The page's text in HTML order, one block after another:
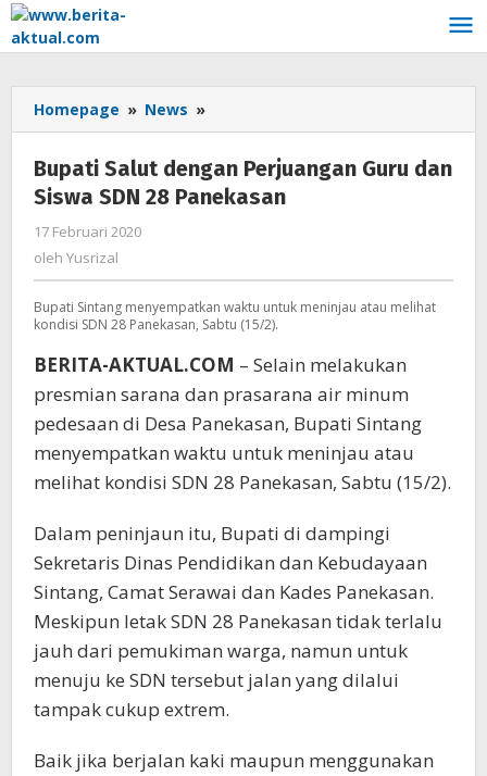
Lewati
ke
konten
Homepage » News »
Salut
Perjuangan
Guru
Panekasan
Bupati Salut dengan Perjuangan Guru dan
Siswa SDN 28 Panekasan
17 Februari 2020
oleh Yusrizal
Bupati Sintang menyempatkan waktu untuk meninjau atau melihat
kondisi SDN 28 Panekasan, Sabtu (15/2).
BERITA-AKTUAL.COM – Selain melakukan
presmian sarana dan prasarana air minum
pedesaan di Desa Panekasan, Bupati Sintang
menyempatkan waktu untuk meninjau atau
melihat kondisi SDN 28 Panekasan, Sabtu (15/2).
Dalam peninjaun itu, Bupati di dampingi
Sekretaris Dinas Pendidikan dan Kebudayaan
Sintang, Camat Serawai dan Kades Panekasan.
Meskipun letak SDN 28 Panekasan tidak terlalu
jauh dari pemukiman warga, namun untuk
menuju ke SDN tersebut jalan yang dilalui
tampak cukup extrem.
Baik jika berjalan kaki maupun menggunakan